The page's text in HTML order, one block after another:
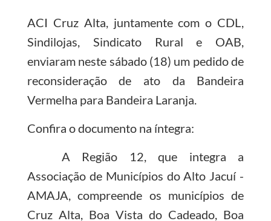
ACI Cruz Alta, juntamente com o CDL,
Sindilojas, Sindicato Rural e OAB,
enviaram neste sábado (18) um pedido de
reconsideração de ato da Bandeira
Vermelha para Bandeira Laranja.
Confira o documento na íntegra:
A Região 12, que integra a
Associação de Municípios do Alto Jacuí -
AMAJA, compreende os municípios de
Cruz Alta, Boa Vista do Cadeado, Boa